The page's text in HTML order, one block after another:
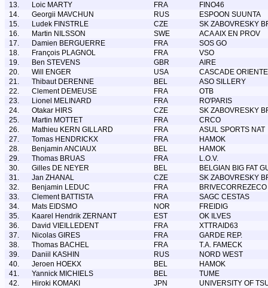
13.
Loic MARTY FRA
FINO46
14.
Georgii MAVCHUN RUS
ESPOON SUUNTA
15.
Ludek FINSTRLE CZE
SK ZABOVRESKY
16.
Martin NILSSON SWE
ACA AIX EN PROV
17.
Damien BERGUERRE FRA
SOS GO
18.
François PLAGNOL FRA
VSO
19.
Ben STEVENS GBR
AIRE
20.
Will ENGER USA
CASCADE
21.
Thibaut DERENNE BEL
ASO SILLERY
22.
Clement DEMEUSE FRA
OTB
23.
Lionel MELINARD FRA
RO'PARIS
24.
Otakar HIRS CZE
SK ZABOVRESKY
25.
Martin MOTTET FRA
CRCO
26.
Mathieu KERN GILLARD FRA
ASUL SPORTS NAT
27.
Tomas HENDRICKX FRA
HAMOK
28.
Benjamin ANCIAUX BEL
HAMOK
29.
Thomas BRUAS FRA
L.O.V.
30.
Gilles DE NEYER BEL
BELGIAN BIG FAT
31.
Jan ZHANAL CZE
SK ZABOVRESKY
32.
Benjamin LEDUC FRA
BRIVECORREZECO
33.
Clement BATTISTA FRA
SAGC CESTAS
34.
Mats EIDSMO NOR
FREIDIG
35.
Kaarel Hendrik ZERNANT EST
OK ILVES
36.
David VIEILLEDENT FRA
XTTRAID63
37.
Nicolas GIRES FRA
GARDE REP.
38.
Thomas BACHEL FRA
T.A. FAMECK
39.
Daniil KASHIN RUS
NORD WEST
40.
Jeroen HOEKX BEL
HAMOK
41.
Yannick MICHIELS BEL
TUME
42.
Hiroki KOMAKI JPN
UNIVERSITY OF